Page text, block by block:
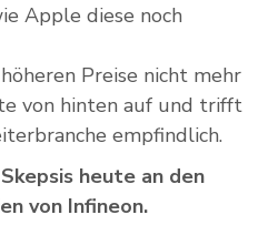
Apple diese noch
Preise nicht mehr
von hinten auf und trifft
empfindlich.
heute an den
von Infineon.